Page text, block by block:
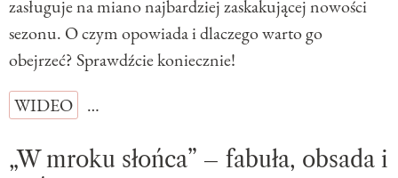
zasługuje na miano najbardziej zaskakującej nowości
sezonu. O czym opowiada i dlaczego warto go
obejrzeć? Sprawdźcie koniecznie!
WIDEO
…
„W mroku słońca” – fabuła, obsada i